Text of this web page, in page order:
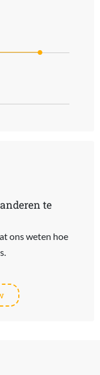
Data ranges from 529 to
te
ons weten hoe